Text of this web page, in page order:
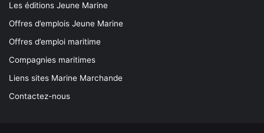
Les éditions Jeune Marine
Offres d’emplois Jeune Marine
Offres d’emploi maritime
Compagnies maritimes
Liens sites Marine Marchande
Contactez-nous